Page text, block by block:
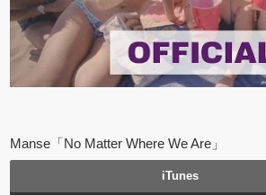
Manse「No Matter Where We Are」
iTunes